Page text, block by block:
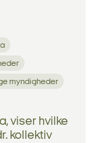
myndigheder
viser hvilke
kollektiv